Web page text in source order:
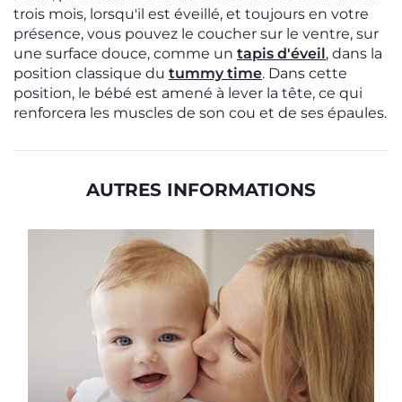
trois mois, lorsqu'il est éveillé, et toujours en votre
présence, vous pouvez le coucher sur le ventre, sur
une surface douce, comme un tapis d'éveil, dans la
position classique du tummy time. Dans cette
position, le bébé est amené à lever la tête, ce qui
renforcera les muscles de son cou et de ses épaules.
AUTRES INFORMATIONS